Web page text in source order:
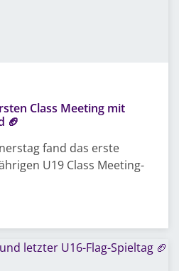
Class Meeting mit
🏈
fand das erste
U19 Class Meeting-